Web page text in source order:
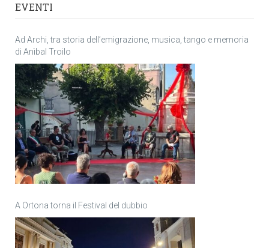
EVENTI
Ad Archi, tra storia dell’emigrazione, musica, tango e memoria
di Anìbal Troilo
A Ortona torna il Festival del dubbio